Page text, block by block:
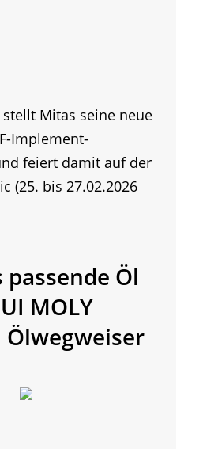
stellt Mitas seine neue
Implement-
feiert damit auf der
(25. bis 27.02.2026
passende Öl
MOLY